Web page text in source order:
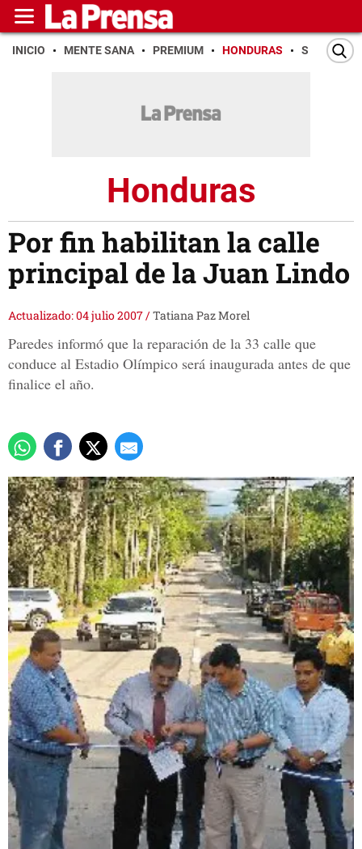
INICIO MENTE SANA PREMIUM HONDURAS SAN PEDRO
Honduras
Por fin habilitan la calle
principal de la Juan Lindo
Actualizado: 04 julio 2007/Tatiana Paz Morel
Paredes informó que la reparación de la 33 calle que
conduce al Estadio Olímpico será inaugurada antes de que
finalice el año.